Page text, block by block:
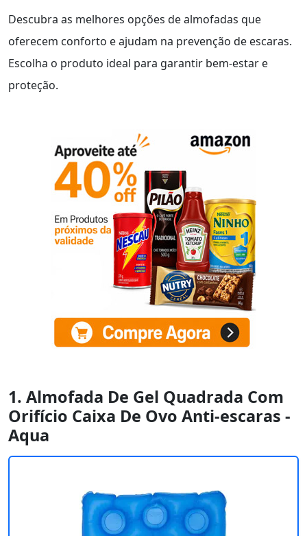
Descubra as melhores opções de almofadas que
oferecem conforto e ajudam na prevenção de escaras.
Escolha o produto ideal para garantir bem-estar e
proteção.
1. Almofada De Gel Quadrada Com
Orifício Caixa De Ovo Anti-escaras -
Aqua